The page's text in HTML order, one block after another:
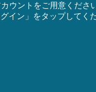
ウントをご用意くださ
イン」 をタップしてく